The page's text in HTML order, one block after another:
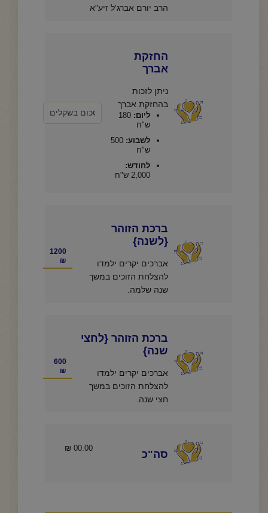
הרב יורם אברג'ל זיע"א
החזקת
אברך
ניתן לזכות
בהחזקת אברך
ליום: 180
ש"ח
לשבוע: 500
ש"ח
לחודש:
2,000 ש"ח
1200
₪
ברכת הזוהר
{לשנה}
אברכים יקרים ילמדו
להצלחת הזוכים במשך
שנה שלמה.
600
₪
ברכת הזוהר {לחצי
שנה}
אברכים יקרים ילמדו
להצלחת הזוכים במשך
חצי שנה.
סה"כ